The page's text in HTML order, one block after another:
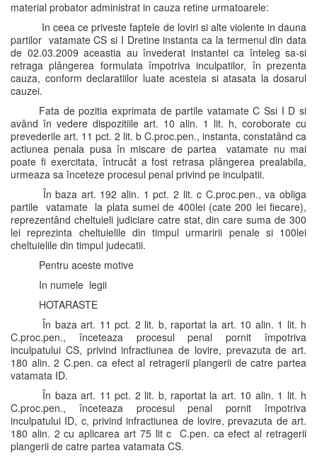
material probator administrat in cauza retine urmatoarele:
In ceea ce priveste faptele de loviri si alte violente in dauna
partilor vatamate CS si I Dretine instanta ca la termenul din data
de 02.03.2009 aceastia au învederat instantei ca înteleg sa-si
retraga plângerea formulata împotriva inculpatilor, în prezenta
cauza, conform declaratiilor luate acesteia si atasata la dosarul
cauzei.
Fata de pozitia exprimata de partile vatamate C Ssi I D si
având în vedere dispozitiile art. 10 alin. 1 lit. h, coroborate cu
prevederile art. 11 pct. 2 lit. b C.proc.pen., instanta, constatând ca
actiunea penala pusa în miscare de partea vatamate nu mai
poate fi exercitata, întrucât a fost retrasa plângerea prealabila,
urmeaza sa înceteze procesul penal privind pe inculpatii.
În baza art. 192 alin. 1 pct. 2 lit. c C.proc.pen., va obliga
partile vatamate la plata sumei de 400lei (cate 200 lei fiecare),
reprezentând cheltuieli judiciare catre stat, din care suma de 300
lei reprezinta cheltuielile din timpul urmaririi penale si 100lei
cheltuielile din timpul judecatii.
Pentru aceste motive
In numele legii
HOTARASTE
În baza art. 11 pct. 2 lit. b, raportat la art. 10 alin. 1 lit. h
C.proc.pen., înceteaza procesul penal pornit împotriva
inculpatului CS, privind infractiunea de lovire, prevazuta de art.
180 alin. 2 C.pen. ca efect al retragerii plangerii de catre partea
vatamata ID.
În baza art. 11 pct. 2 lit. b, raportat la art. 10 alin. 1 lit. h
C.proc.pen., înceteaza procesul penal pornit împotriva
inculpatului ID, c, privind infractiunea de lovire, prevazuta de art.
180 alin. 2 cu aplicarea art 75 lit c C.pen. ca efect al retragerii
plangerii de catre partea vatamata CS.